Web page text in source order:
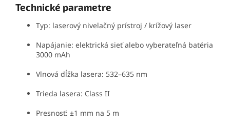
Technické parametre
Typ: laserový nivelačný prístroj / krížový laser
Napájanie: elektrická sieť alebo vyberateľná batéria
3000 mAh
Vlnová dĺžka lasera: 532–635 nm
Trieda lasera: Class II
Presnosť: ±1 mm na 5 m